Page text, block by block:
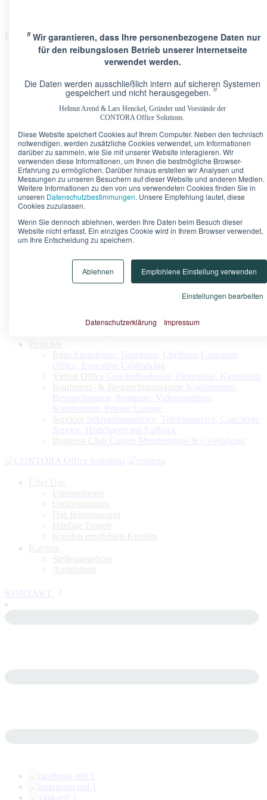
〃Wir garantieren, dass Ihre personenbezogene Daten nur
für den reibungslosen Betrieb unserer Internetseite
verwendet werden.
Die Daten werden ausschließlich intern auf sicheren Systemen
gespeichert und nicht herausgegeben.〃
Helmut Arend & Lars Henckel, Gründer und Vorstände der
CONTORA Office Solutions.
Diese Website speichert Cookies auf Ihrem Computer. Neben den technisch
notwendigen, werden zusätzliche Cookies verwendet, um Informationen
darüber zu sammeln, wie Sie mit unserer Website interagieren. Wir
verwenden diese Informationen, um Ihnen die bestmögliche Browser-
Erfahrung zu ermöglichen. Darüber hinaus erstellen wir Analysen und
Messungen zu unseren Besuchern auf dieser Website und anderen Medien.
Weitere Informationen zu den von uns verwendeten Cookies finden Sie in
unseren Datenschutzbestimmungen. Unsere Empfehlung lautet, diese
Cookies zuzulassen.
Wenn Sie dennoch ablehnen, werden Ihre Daten beim Besuch dieser
Website nicht erfasst. Ein einziges Cookie wird in Ihrem Browser verwendet,
um Ihre Entscheidung zu speichern.
Einstellungen bearbeiten
Empfohlene Einstellung verwenden
Ablehnen
Datenschutzerklärung Impressum
Please Update Your browser
Berlin · Upper West Kurfürstendamm 11
Düsseldorf · Kö-Quartier Breite Straße 22
Frankfurt · Marienturm Taunusanlage 9-10
Frankfurt · TaunusTurm Taunustor 1
Frankfurt · Winx Tower Neue Mainzer Straße 6-10
Hamburg · Alter WallAlter Wall 32
München · Palais an der Oper Maximilianstraße 2
Stuttgart · KronprinzenpalaisKönigstraße 38
BürokonfiguratorUnser Tipp
Konfigurieren Sie nach Ihrem Bedarf Ihr Virtuelles Büro oder
Produkte
Büro Einzelbüro, Teambüro, Chefbüro,Corporate
Office, Executive CoWorking
Virtual Office Geschäftsadresse, Firmensitz, Kanzleisitz
Konferenz- & Besprechungsräume Konferenzen,
Besprechungen, Seminare, Videomeetings,
Kreativraum, Private Lounge
Services Sekretariatsservice, Telefonservice, Concierge
Service, HighSpeed mit Fallback
Business Club Unsere Memberships & CoWorking
Unternehmen
Onlinemagazin
Das Büromagazin
Häufige Fragen
Kunden empfehlen Kunden
Stellenangebote
Ausbildung
KONTAKT